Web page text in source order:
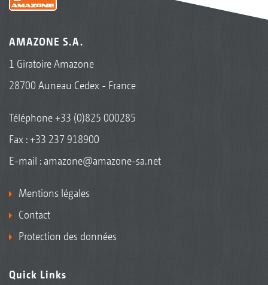
AMAZONE S.A.
1 Giratoire Amazone
28700 Auneau Cedex - France
Téléphone+33 (0)825 000285
Fax : +33 237 918900
E-mail : amazone@amazone-sa.net
Mentions légales
Contact
Protection des données
Quick Links